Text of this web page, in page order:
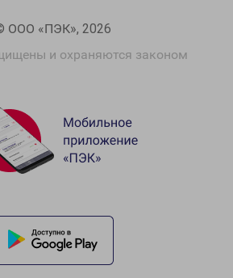
ООО «ПЭК», 2026
и охраняются законом